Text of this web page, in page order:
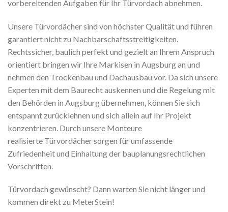
vorbereitenden Aufgaben für Ihr Türvordach abnehmen.
Unsere Türvordächer sind von höchster Qualität und führen
garantiert nicht zu Nachbarschaftsstreitigkeiten.
Rechtssicher, baulich perfekt und gezielt an Ihrem Anspruch
orientiert bringen wir Ihre Markisen in Augsburg an und
nehmen den Trockenbau und Dachausbau vor. Da sich unsere
Experten mit dem Baurecht auskennen und die Regelung mit
den Behörden in Augsburg übernehmen, können Sie sich
entspannt zurücklehnen und sich allein auf Ihr Projekt
konzentrieren. Durch unsere Monteure
realisierte Türvordächer sorgen für umfassende
Zufriedenheit und Einhaltung der bauplanungsrechtlichen
Vorschriften.
Türvordach gewünscht? Dann warten Sie nicht länger und
kommen direkt zu MeterStein!